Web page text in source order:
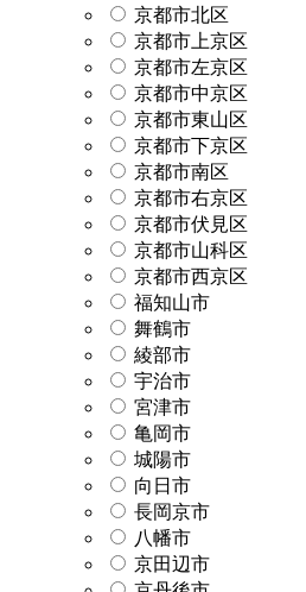
京都市北区
京都市上京区
京都市左京区
京都市中京区
京都市東山区
京都市下京区
京都市南区
京都市右京区
京都市伏見区
京都市山科区
京都市西京区
福知山市
舞鶴市
綾部市
宇治市
宮津市
亀岡市
城陽市
向日市
長岡京市
八幡市
京田辺市